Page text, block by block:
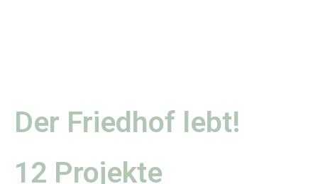
Der Friedhof lebt!
12 Projekte